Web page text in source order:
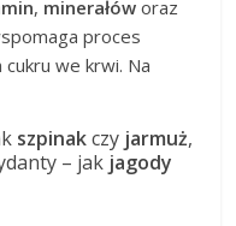
, minerałów oraz
proces
we krwi. Na
szpinakczy jarmuż,
– jak jagody